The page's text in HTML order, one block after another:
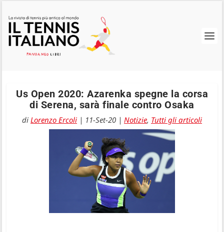
Us Open 2020: Azarenka spegne la corsa
di Serena, sarà finale contro Osaka
di Lorenzo Ercoli | 11-Set-20 | Notizie, Tutti gli articoli